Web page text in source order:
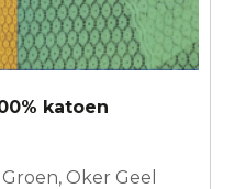
katoen
Oker Geel